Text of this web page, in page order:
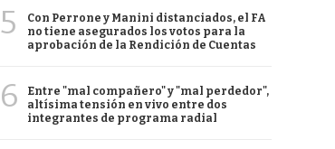
5
Con Perrone y Manini distanciados, el FA
no tiene asegurados los votos para la
aprobación de la Rendición de Cuentas
6
Entre "mal compañero" y "mal perdedor",
altísima tensión en vivo entre dos
integrantes de programa radial